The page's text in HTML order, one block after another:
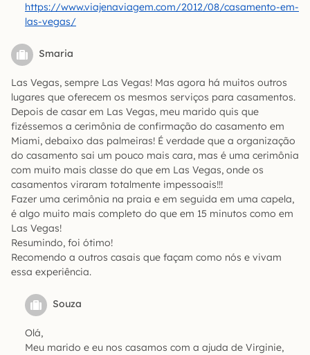
https://www.viajenaviagem.com/2012/08/casamento-em-
las-vegas/
Smaria
Las Vegas, sempre Las Vegas! Mas agora há muitos outros
lugares que oferecem os mesmos serviços para casamentos.
Depois de casar em Las Vegas, meu marido quis que
fizéssemos a cerimônia de confirmação do casamento em
Miami, debaixo das palmeiras! É verdade que a organização
do casamento sai um pouco mais cara, mas é uma cerimônia
com muito mais classe do que em Las Vegas, onde os
casamentos viraram totalmente impessoais!!!
Fazer uma cerimônia na praia e em seguida em uma capela,
é algo muito mais completo do que em 15 minutos como em
Las Vegas!
Resumindo, foi ótimo!
Recomendo a outros casais que façam como nós e vivam
essa experiência.
Souza
Olá,
Meu marido e eu nos casamos com a ajuda de Virginie,